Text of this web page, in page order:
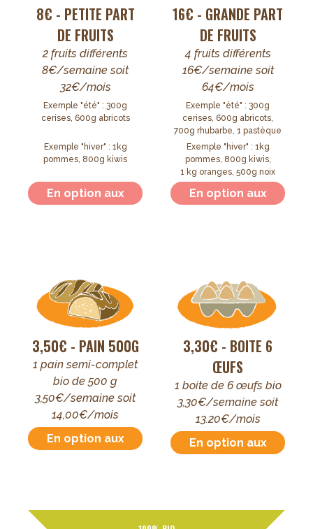
16€ - GRANDE PART
DE FRUITS
4 fruits différents
16€/semaine soit
64€/mois
Exemple "été" : 300g
cerises, 600g abricots,
700g rhubarbe, 1 pastèque
Exemple "hiver" : 1kg
pommes, 800g kiwis,
1 kg oranges, 500g noix
En option aux
8€ - PETITE PART
DE FRUITS
2 fruits différents
8€/semaine soit
32€/mois
Exemple "été" : 300g
cerises, 600g abricots
Exemple "hiver" : 1kg
pommes, 800g kiwis
En option aux
3,30€ - BOITE 6
ŒUFS
1 boite de 6 œufs bio
3,30€/semaine soit
13.20€/mois
En option aux
3,50€ - PAIN 500G
1 pain semi-complet
bio de 500 g
3,50€/semaine soit
14,00€/mois
En option aux